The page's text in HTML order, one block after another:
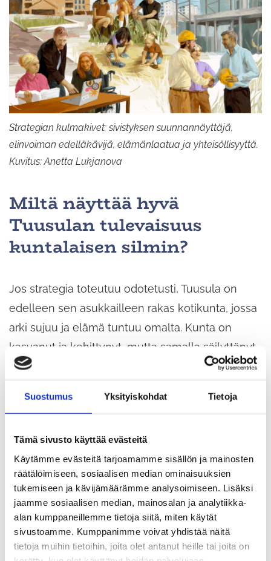
Suostumus Yksityiskohdat Tietoja
Tämä sivusto käyttää evästeitä
Käytämme evästeitä tarjoamamme sisällön ja mainosten
räätälöimiseen, sosiaalisen median ominaisuuksien
tukemiseen ja kävijämäärämme analysoimiseen. Lisäksi
jaamme sosiaalisen median, mainosalan ja analytiikka-
alan kumppaneillemme tietoja siitä, miten käytät
sivustoamme. Kumppanimme voivat yhdistää näitä
tietoja muihin tietoihin, joita olet antanut heille tai joita on
Strategian kulmakivet: sivistyksen suunnannäyttäjä,
elinvoiman edelläkävijä, elämänlaatua ja yhteisöllisyyttä.
Kuvitus: Anetta Lukjanova
Miltä näyttää hyvä
Tuusulan tulevaisuus
kuntalaisen silmin?
Jos strategia toteutuu odotetusti, Tuusula on
edelleen sen asukkailleen rakas kotikunta, jossa
arki sujuu ja elämä tuntuu omalta. Kunta on
kasvanut ja kehittynyt, mutta samalla säilyttänyt
yhteisöllisen luonteensa, turvallisuutensa ja
Tarjolla on koteja lapsiperheille, yksinasuville ja
ikäihmisille – pientaloista kaupunkimaisempiin
kortteleihin. Asuinalueet ovat viihtyisiä ja
suunniteltu ihmisten arjen tarpeista käsin.
Luonto on lähellä. Puistot, metsät, pellot ja